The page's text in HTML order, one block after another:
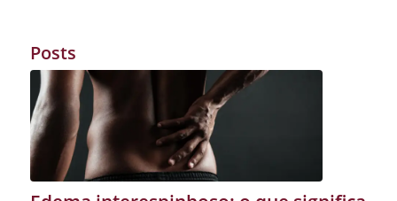
Posts